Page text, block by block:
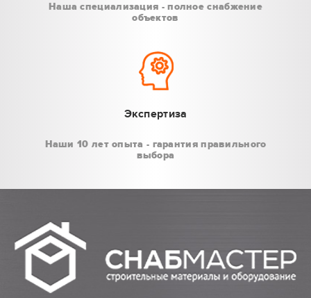
Наша специализация - полное снабжение
объектов
Экспертиза
Наши 10 лет опыта - гарантия правильного
выбора